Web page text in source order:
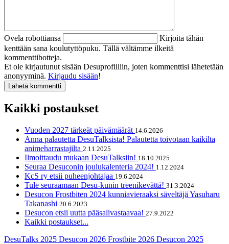
Ovela robottiansa
Kirjoita tähän
kenttään sana koulutyttöpuku. Tällä vältämme ilkeitä
kommenttibotteja.
Et ole kirjautunut sisään Desuprofiiliin, joten kommenttisi lähetetään
anonyyminä. Kirjaudu sisään!
Kaikki postaukset
Vuoden 2027 tärkeät päivämäärät 14.6.2026
Anna palautetta DesuTalksista! Palautetta toivotaan kaikilta
animeharrastajilta 2.11.2025
Ilmoittaudu mukaan DesuTalksiin! 18.10.2025
Seuraa Desuconin joulukalenteria 2024! 1.12.2024
KcS ry etsii puheenjohtajaa 19.6.2024
Tule seuraamaan Desu-kunin treenikevättä! 31.3.2024
Desucon Frostbiten 2024 kunniavieraaksi säveltäjä Yasuharu
Takanashi 20.6.2023
Desucon etsii uutta pääsalivastaavaa! 27.9.2022
Kaikki postaukset...
DesuTalks 2025 Desucon 2026 Frostbite 2026 Desucon 2025